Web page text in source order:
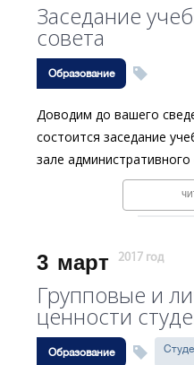
Заседание
совета
Образование
Доводим до вашего
состоится заседание
зале
3 март 2017 год
Групповые и
ценности
Образование